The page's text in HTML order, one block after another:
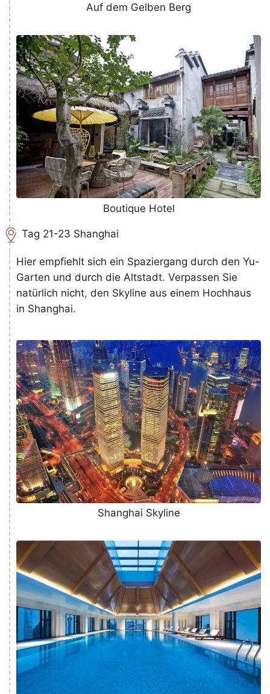
Auf dem Gelben Berg
Boutique Hotel
Tag 21-23 Shanghai
Hier empfiehlt sich ein Spaziergang durch den Yu-
Garten und durch die Altstadt. Verpassen Sie
natürlich nicht, den Skyline aus einem Hochhaus
in Shanghai.
Shanghai Skyline